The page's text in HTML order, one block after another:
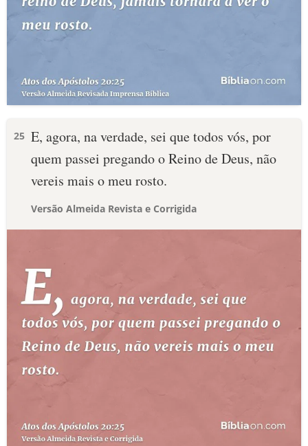
25 E, agora, na verdade, sei que todos vós, por
quem passei pregando o Reino de Deus, não
vereis mais o meu rosto.
Versão Almeida Revista e Corrigida